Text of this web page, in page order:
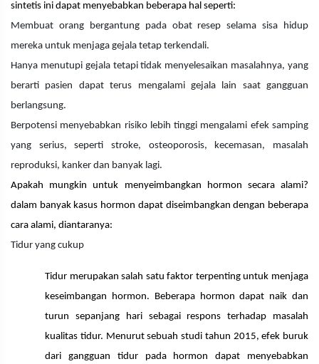
sintetis ini dapat menyebabkan beberapa hal seperti:
Membuat orang bergantung pada obat resep selama sisa hidup
mereka untuk menjaga gejala tetap terkendali.
Hanya menutupi gejala tetapi tidak menyelesaikan masalahnya, yang
berarti pasien dapat terus mengalami gejala lain saat gangguan
berlangsung.
Berpotensi menyebabkan risiko lebih tinggi mengalami efek samping
yang serius, seperti stroke, osteoporosis, kecemasan, masalah
reproduksi, kanker dan banyak lagi.
Apakah mungkin untuk menyeimbangkan hormon secara alami?
dalam banyak kasus hormon dapat diseimbangkan dengan beberapa
cara alami, diantaranya:
Tidur yang cukup
Tidur merupakan salah satu faktor terpenting untuk menjaga
keseimbangan hormon. Beberapa hormon dapat naik dan
turun sepanjang hari sebagai respons terhadap masalah
kualitas tidur. Menurut sebuah studi tahun 2015, efek buruk
dari gangguan tidur pada hormon dapat menyebabkan